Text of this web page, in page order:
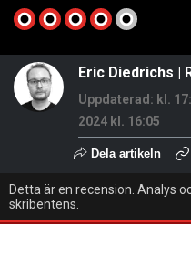
Eric Diedrichs |
Uppdaterad: kl.
2024 kl. 16:05
Dela artikeln
Detta är en recension. Analys
skribentens.